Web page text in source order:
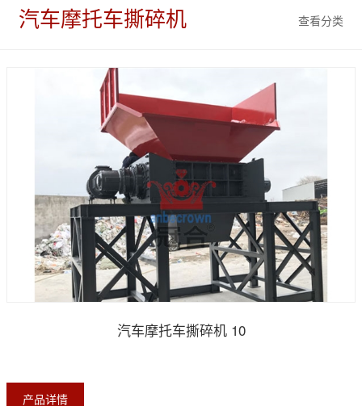
查看分类
汽车摩托车撕碎机
汽车摩托车撕碎机 10
产品详情